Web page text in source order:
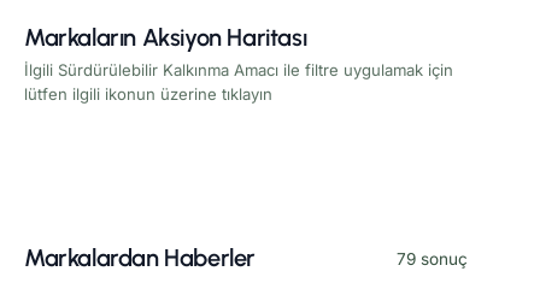
Markaların Aksiyon Haritası
İlgili Sürdürülebilir Kalkınma Amacı ile filtre uygulamak için
lütfen ilgili ikonun üzerine tıklayın
Markalardan Haberler 79 sonuç